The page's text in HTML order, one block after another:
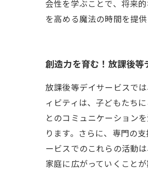
会性を学ぶことで、将来
を高める魔法の時間を提供
創造力を育む！放課後等
放課後等デイサービスで
ィビティは、子どもたち
とのコミュニケーション
ります。さらに、専門の
ービスでのこれらの活動
家庭に広がっていくことが